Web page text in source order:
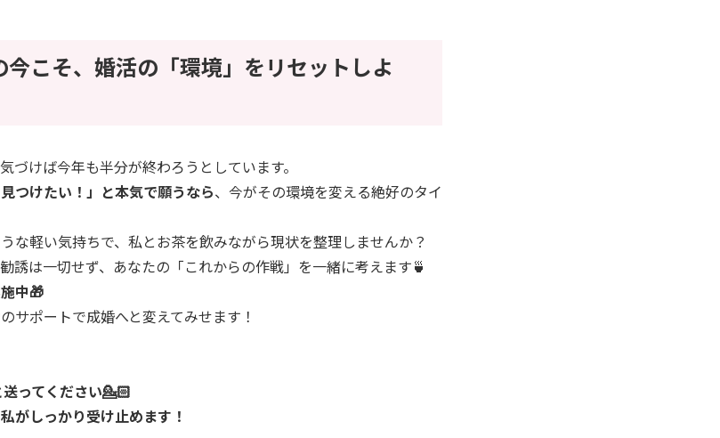
こそ、婚活の「環境」をリセットしよ
づけば今年も半分が終わろうとしています。
つけたい！」と本気で願うなら、今がその環境を変える絶好のタイ
な軽い気持ちで、私とお茶を飲みながら現状を整理しませんか？
誘は一切せず、あなたの「これからの作戦」を一緒に考えます🍵
中🎁
サポートで成婚へと変えてみせます！
ってください💁🏻
がしっかり受け止めます！